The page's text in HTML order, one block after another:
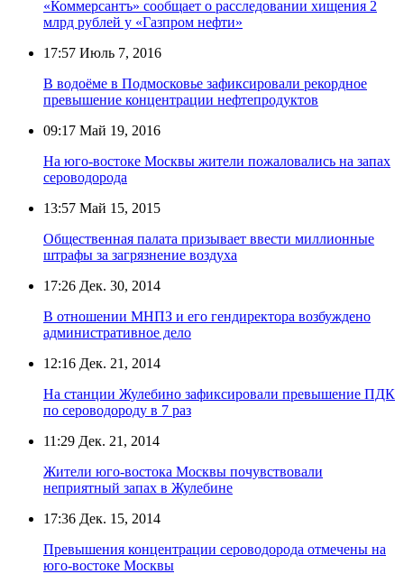
«Коммерсантъ» сообщает о расследовании хищения 2
млрд рублей у «Газпром нефти»
17:57 Июль 7, 2016
В водоёме в Подмосковье зафиксировали рекордное
превышение концентрации нефтепродуктов
09:17 Май 19, 2016
На юго-востоке Москвы жители пожаловались на запах
сероводорода
13:57 Май 15, 2015
Общественная палата призывает ввести миллионные
штрафы за загрязнение воздуха
17:26 Дек. 30, 2014
В отношении МНПЗ и его гендиректора возбуждено
административное дело
12:16 Дек. 21, 2014
На станции Жулебино зафиксировали превышение ПДК
по сероводороду в 7 раз
11:29 Дек. 21, 2014
Жители юго-востока Москвы почувствовали
неприятный запах в Жулебине
17:36 Дек. 15, 2014
Превышения концентрации сероводорода отмечены на
юго-востоке Москвы